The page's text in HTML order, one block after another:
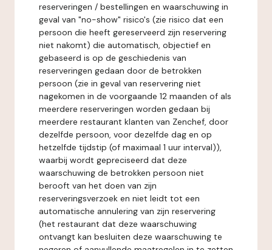
reserveringen / bestellingen en waarschuwing in
geval van "no-show" risico's (zie risico dat een
persoon die heeft gereserveerd zijn reservering
niet nakomt) die automatisch, objectief en
gebaseerd is op de geschiedenis van
reserveringen gedaan door de betrokken
persoon (zie in geval van reservering niet
nagekomen in de voorgaande 12 maanden of als
meerdere reserveringen worden gedaan bij
meerdere restaurant klanten van Zenchef, door
dezelfde persoon, voor dezelfde dag en op
hetzelfde tijdstip (of maximaal 1 uur interval)),
waarbij wordt gepreciseerd dat deze
waarschuwing de betrokken persoon niet
berooft van het doen van zijn
reserveringsverzoek en niet leidt tot een
automatische annulering van zijn reservering
(het restaurant dat deze waarschuwing
ontvangt kan besluiten deze waarschuwing te